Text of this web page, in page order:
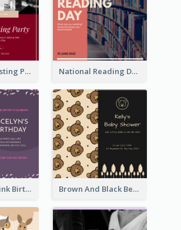
Burgundy Tasting Party Invitation National Reading Day Invitation
Purple And Pink Birthday Cake Illustration Party Invitation Brown And Black Bear Cartoon Baby Shower Invitation